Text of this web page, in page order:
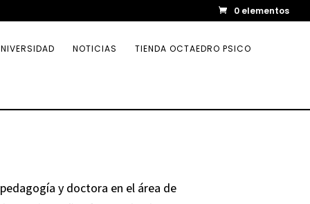
0 elementos
NOTICIAS TIENDA OCTAEDRO PSICO
y doctora en el área de